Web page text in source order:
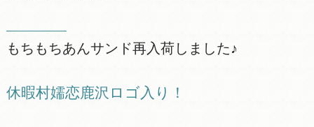
もちもちあんサンド再入荷しました♪
休暇村嬬恋鹿沢ロゴ入り！